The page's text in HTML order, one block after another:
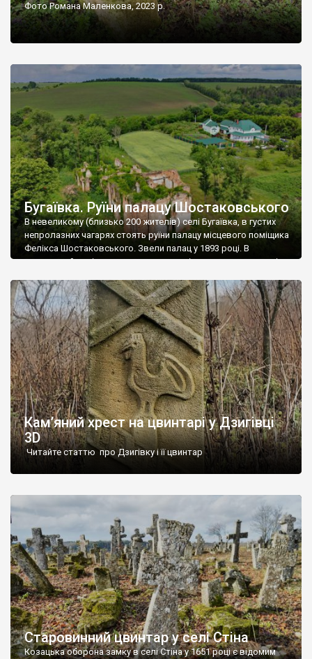
Фото Романа Маленкова, 2023 р.
Бугаївка. Руїни палацу Шостаковського
В невеликому (близько 200 жителів) селі Бугаївка, в густих
непролазних чагарях стоять руїни палацу місцевого поміщика
Фелікса Шостаковського. Звели палац у 1893 році. В
радянський період у ньому спочатку містилася школа, потім
століття тут розмістили туберкульозну лікарню. Коли із
палацу виїхала лікарня – ми точно не […]
Кам’яний хрест на цвинтарі у Дзигівці
3D
Читайте статтю про Дзигівку і її цвинтар
Старовинний цвинтар у селі Стіна
Козацька оборона замку в селі Стіна у 1651 році є відомим